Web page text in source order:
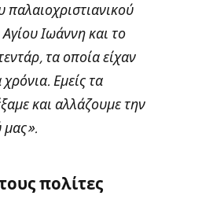
Ιωάννη και το
τα οποία είχαν
χρόνια. Εμείς τα
και αλλάζουμε την
μας».
πολίτες